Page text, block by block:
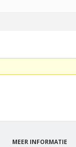
MEER INFORMATIE